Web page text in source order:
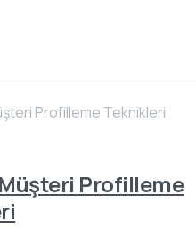
Profilleme